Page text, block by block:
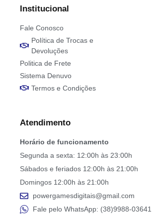
Institucional
Fale Conosco
Política de Trocas e
Devoluções
Politica de Frete
Sistema Denuvo
Termos e Condições
Atendimento
Horário de funcionamento
Segunda a sexta: 12:00h às 23:00h
Sábados e feriados 12:00h às 21:00h
Domingos 12:00h às 21:00h
powergamesdigitais@gmail.com
Fale pelo WhatsApp: (38)9988-03641